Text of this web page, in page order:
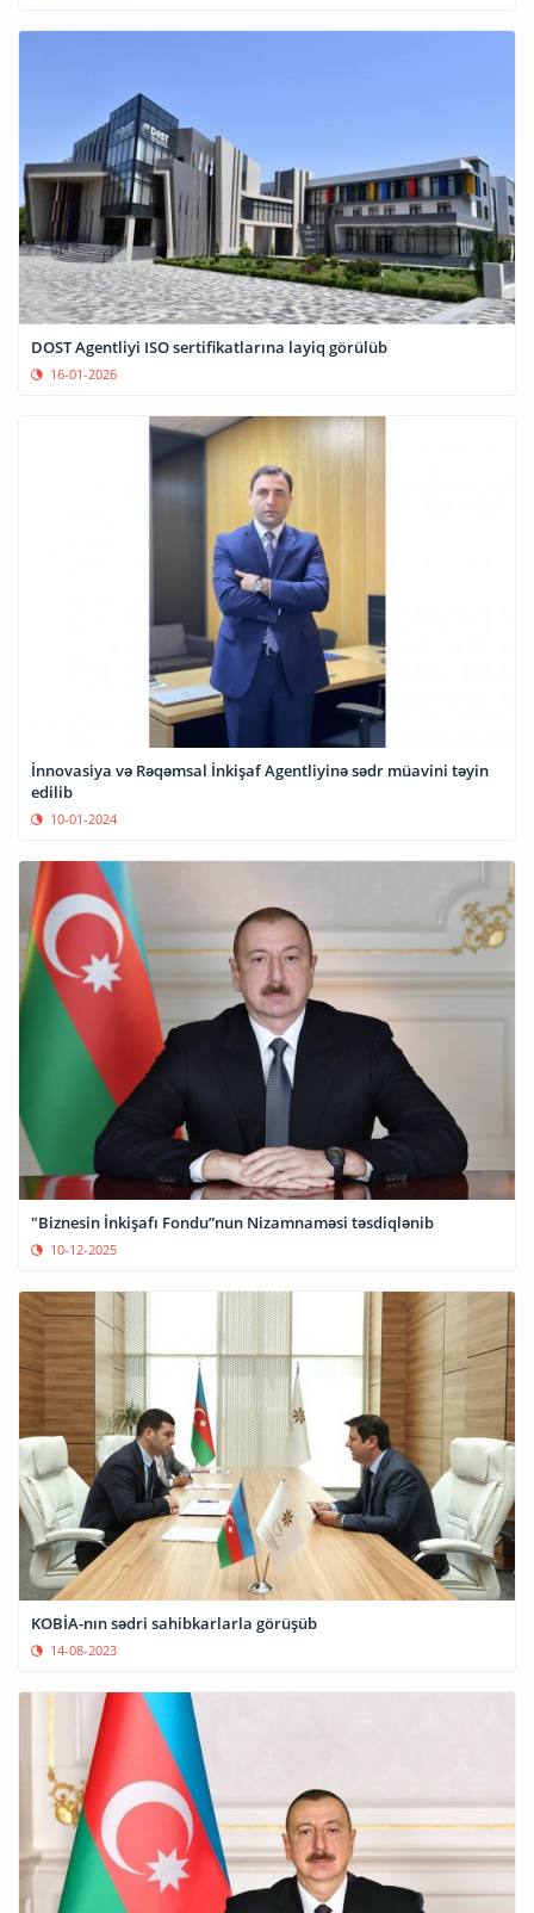
DOST Agentliyi ISO sertifikatlarına layiq görülüb
16-01-2026
İnnovasiya və Rəqəmsal İnkişaf Agentliyinə sədr müavini təyin
edilib
10-01-2024
"Biznesin İnkişafı Fondu”nun Nizamnaməsi təsdiqlənib
10-12-2025
KOBİA-nın sədri sahibkarlarla görüşüb
14-08-2023